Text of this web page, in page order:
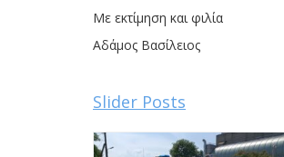
Με εκτίμηση και φιλία
Αδάμος Βασίλειος
Slider Posts